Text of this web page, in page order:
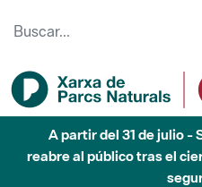
A partir del 31 de julio -
reabre al público tras el